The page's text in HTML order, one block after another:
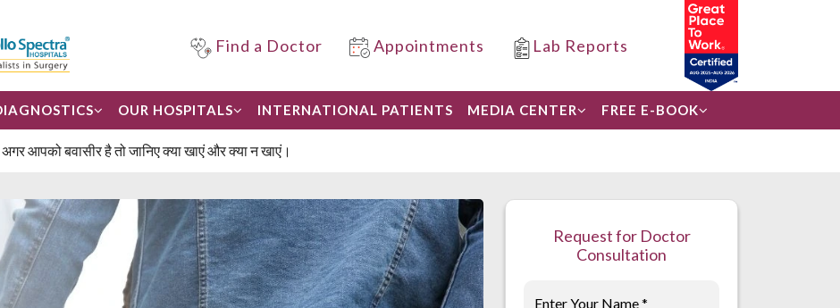
Find a Doctor Appointments Lab Reports
OUR HOSPITALS INTERNATIONAL PATIENTS MEDIA CENTER FREE E-BOOK
अगर आपको बवासीर है तो जानिए क्या खाएं और क्या न खाएं।
Request for Doctor
Consultation